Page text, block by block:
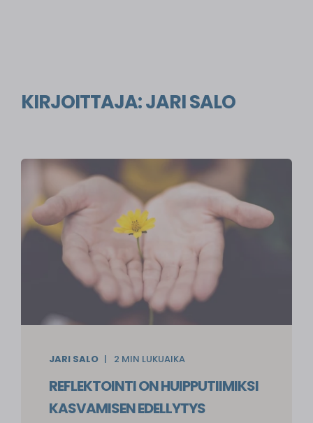
KIRJOITTAJA:JARI SALO
JARI SALO 2 MIN LUKUAIKA
REFLEKTOINTI ON HUIPPUTIIMIKSI
KASVAMISEN EDELLYTYS